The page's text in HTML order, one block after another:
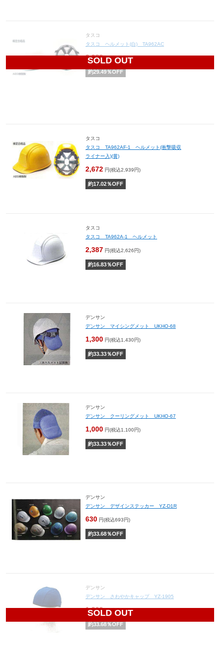
SOLD OUT
タスコ
タスコ ヘルメット(白) TA962AC
2,080 円(税込2,288円)
約29.49％OFF
タスコ
タスコ TA962AF-1 ヘルメット(衝撃吸収
ライナー入)(黄)
2,672 円(税込2,939円)
約17.02％OFF
タスコ
タスコ TA962A-1 ヘルメット
2,387 円(税込2,626円)
約16.83％OFF
デンサン
デンサン マイシングメット UKHO-68
1,300 円(税込1,430円)
約33.33％OFF
デンサン
デンサン クーリングメット UKHO-67
1,000 円(税込1,100円)
約33.33％OFF
デンサン
デンサン デザインステッカー YZ-D1R
630 円(税込693円)
約33.68％OFF
SOLD OUT
デンサン
デンサン さわやかキャップ YZ-1905
1,260 円(税込1,386円)
約33.68％OFF